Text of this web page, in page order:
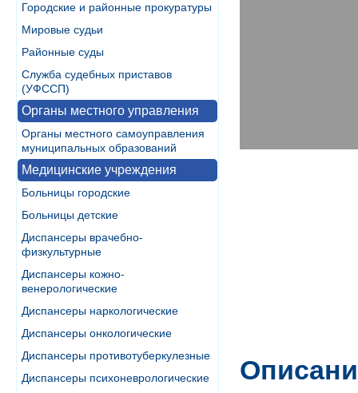
Городские и районные прокуратуры
Мировые судьи
Районные суды
Служба судебных приставов
(УФССП)
Органы местного управления
Органы местного самоуправления
муниципальных образований
Медицинские учреждения
Больницы городские
Больницы детские
Диспансеры врачебно-
физкультурные
Диспансеры кожно-
венерологические
Диспансеры наркологические
Диспансеры онкологические
Диспансеры противотуберкулезные
Диспансеры психоневрологические